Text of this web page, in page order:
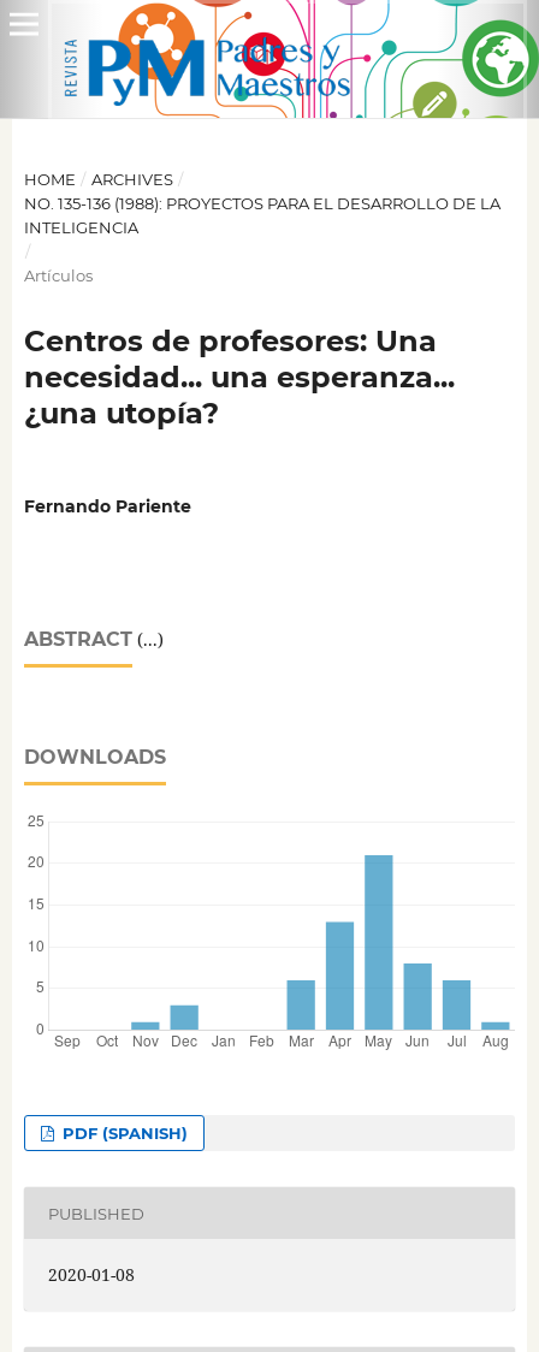
HOME / ARCHIVES /
NO. 135-136 (1988): PROYECTOS PARA EL DESARROLLO DE LA
INTELIGENCIA
/
Artículos
Centros de profesores: Una
necesidad... una esperanza...
¿una utopía?
Fernando Pariente
ABSTRACT(...)
DOWNLOADS
PDF (SPANISH)
PUBLISHED
2020-01-08